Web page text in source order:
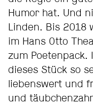
Humor hat. Und
Linden. Bis 2018
im Hans Otto
zum Poetenpack.
dieses Stück so
liebenswert und
und